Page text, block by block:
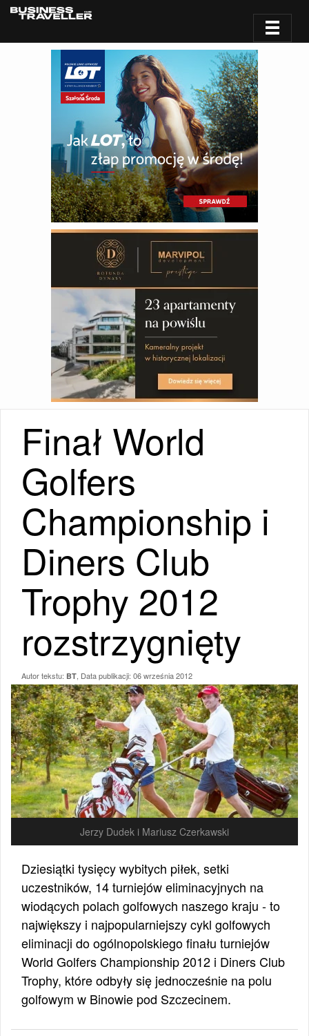
Finał World
Golfers
Championship i
Diners Club
Trophy 2012
rozstrzygnięty
Autor tekstu: BT , Data publikacji: 06 września 2012
Jerzy Dudek i Mariusz Czerkawski
Dziesiątki tysięcy wybitych piłek, setki
uczestników, 14 turniejów eliminacyjnych na
wiodących polach golfowych naszego kraju - to
największy i najpopularniejszy cykl golfowych
eliminacji do ogólnopolskiego finału turniejów
World Golfers Championship 2012 i Diners Club
Trophy, które odbyły się jednocześnie na polu
golfowym w Binowie pod Szczecinem.